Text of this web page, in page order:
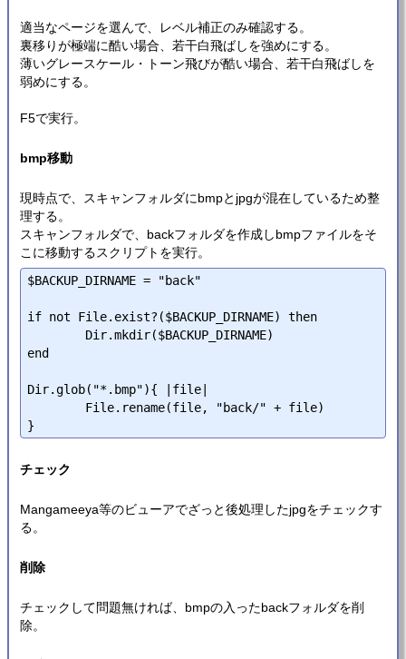
適当なページを選んで、レベル補正のみ確認する。
裏移りが極端に酷い場合、若干白飛ばしを強めにする。
薄いグレースケール・トーン飛びが酷い場合、若干白飛ばしを
弱めにする。
F5で実行。
bmp移動
現時点で、スキャンフォルダにbmpとjpgが混在しているため整
理する。
スキャンフォルダで、backフォルダを作成しbmpファイルをそ
こに移動するスクリプトを実行。
$BACKUP_DIRNAME = "back"
if not File.exist?($BACKUP_DIRNAME) then
end
Dir.glob("*.bmp"){ |file|
チェック
Mangameeya等のビューアでざっと後処理したjpgをチェックす
る。
削除
チェックして問題無ければ、bmpの入ったbackフォルダを削
除。